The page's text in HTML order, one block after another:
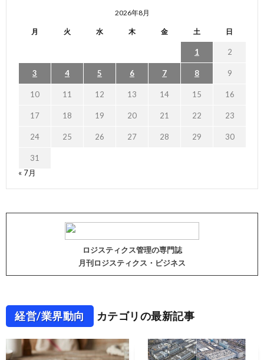
2026年8月
月 火 水 木 金 土 日
1 2
3 4 5 6 7 8 9
10 11 12 13 14 15 16
17 18 19 20 21 22 23
24 25 26 27 28 29 30
31
« 7月
ロジスティクス管理の専門誌
月刊ロジスティクス・ビジネス
経営/業界動向 カテゴリの最新記事